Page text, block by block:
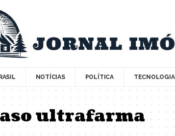
NOTÍCIAS POLÍTICA TECNOLOGIA
ultrafarma